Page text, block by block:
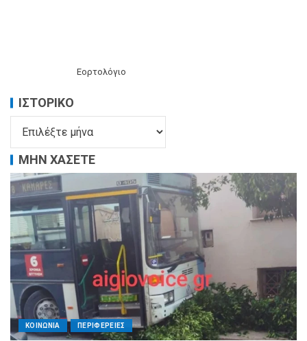
Εορτολόγιο
ΙΣΤΟΡΙΚΌ
ΜΗΝ ΧΑΣΕΤΕ
ΚΟΙΝΩΝΙΑ ΠΕΡΙΦΕΡΕΙΕΣ